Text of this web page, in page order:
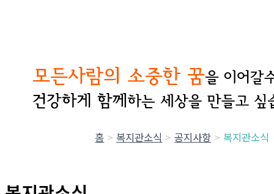
홈 복지관소식 공지사항 복지관소식